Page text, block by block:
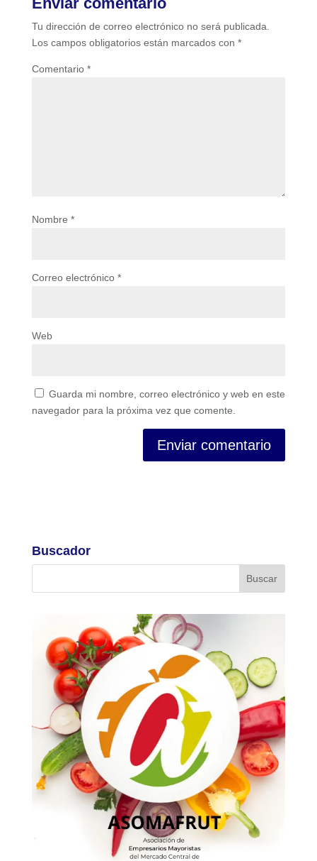
Tu dirección de correo electrónico no será publicada.
Los campos obligatorios están marcados con *
Comentario *
Nombre *
Correo electrónico *
Web
Guarda mi nombre, correo electrónico y web en este
navegador para la próxima vez que comente.
Buscador